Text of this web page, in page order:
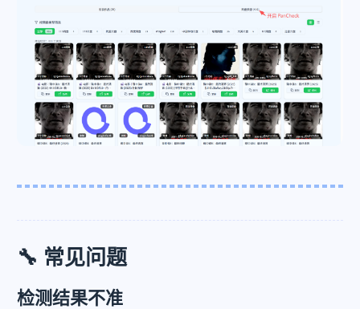
🔧 常见问题
检测结果不准